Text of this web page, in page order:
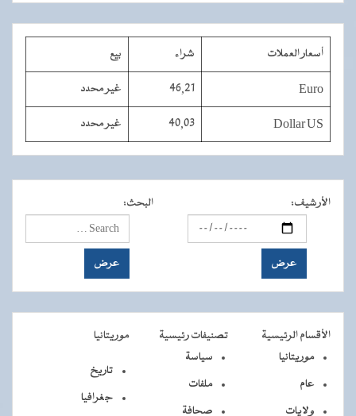
أسعار العملات شراء بيع
Euro
46,21 غير محدد
Dollar US
40,03 غير محدد
الأرشيف: البحث:
الأقسام الرئيسية تصنيفات رئيسية
موريتانيا
موريتانيا
عام
ولايات
سياسة
ملفات
صحافة
تاريخ
جغرافيا